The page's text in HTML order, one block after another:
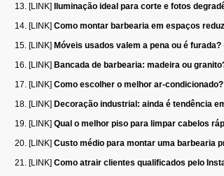
[LINK] Iluminação ideal para corte e fotos
[LINK] Como montar barbearia em espaços
[LINK] Móveis usados valem a pena ou é furada?
[LINK] Bancada de barbearia: madeira ou
[LINK] Como escolher o melhor ar-condicionado?
[LINK] Decoração industrial: ainda é tendência
[LINK] Qual o melhor piso para limpar cabelos
[LINK] Custo médio para montar uma barbearia
[LINK] Como atrair clientes qualificados pelo